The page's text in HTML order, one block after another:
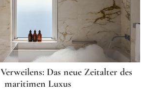
Das neue Zeitalter des
maritimen Luxus